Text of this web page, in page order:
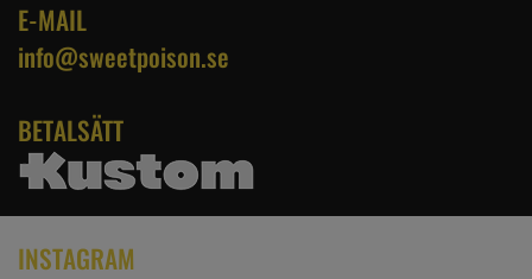
E-MAIL
info@sweetpoison.se
BETALSÄTT
INSTAGRAM